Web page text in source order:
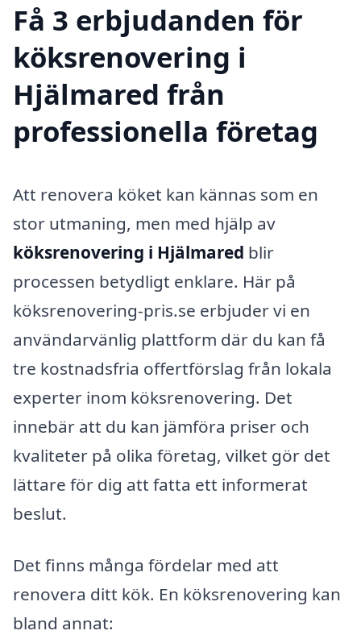
Få 3 erbjudanden för
köksrenovering i
Hjälmared från
professionella företag
Att renovera köket kan kännas som en
stor utmaning, men med hjälp av
köksrenovering i Hjälmared blir
processen betydligt enklare. Här på
köksrenovering-pris.se erbjuder vi en
användarvänlig plattform där du kan få
tre kostnadsfria offertförslag från lokala
experter inom köksrenovering. Det
innebär att du kan jämföra priser och
kvaliteter på olika företag, vilket gör det
lättare för dig att fatta ett informerat
beslut.
Det finns många fördelar med att
renovera ditt kök. En köksrenovering kan
bland annat: